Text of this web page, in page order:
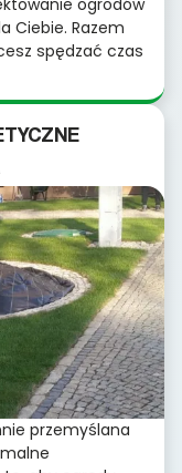
ogrodów
Ciebie. Razem
spędzać czas
przemyślana